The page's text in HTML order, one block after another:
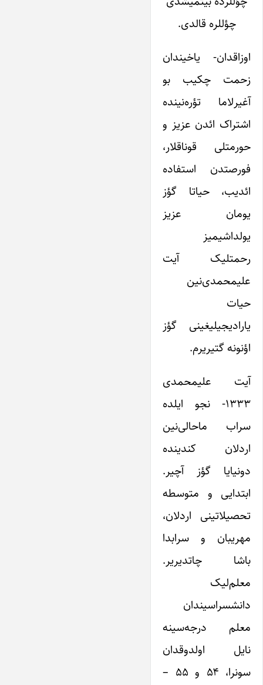
چؤللره قالدی.
اوزاقدان- یاخیندان
زحمت چکیب بو
آغیرلاما تؤره‌نینده
اشتراک ائدن عزیز و
حورمتلی قوناقلار،
فورصتدن استفاده
ائدیب، حیاتا گؤز
یومان عزیز
یولداشیمیز
رحمتلیک آیت
علیمحمدی‌نین
حیات
یارادیجیلیغینی گؤز
اؤنونه گتیریرم.
آیت علیمحمدی
۱۳۳۳- نجو ایلده
سراب ماحالی‌نین
اردلان کندینده
دونیایا گؤز آچیر.
ابتدایی و متوسطه
تحصیلاتینی اردلان،
مهریبان و سرابدا
باشا چاتدیریر.
معلم‌لیک
دانشسراسیندان
معلم درجه‌سینه
نایل اولدوقدان
سونرا، ۵۴ و ۵۵ –